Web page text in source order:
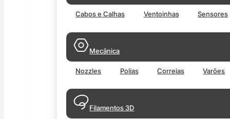
Cabos e Calhas Ventoinhas Sensores
Mecânica
Nozzles Polias Correias Varões
Filamentos 3D